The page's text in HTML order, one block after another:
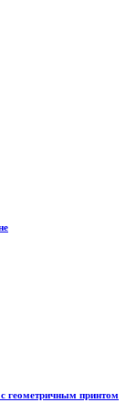
геометричным принтом